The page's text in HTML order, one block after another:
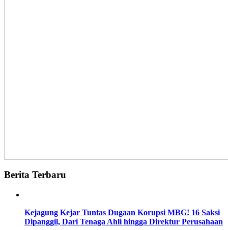
Berita Terbaru
Kejagung Kejar Tuntas Dugaan Korupsi MBG! 16 Saksi
Dipanggil, Dari Tenaga Ahli hingga Direktur Perusahaan